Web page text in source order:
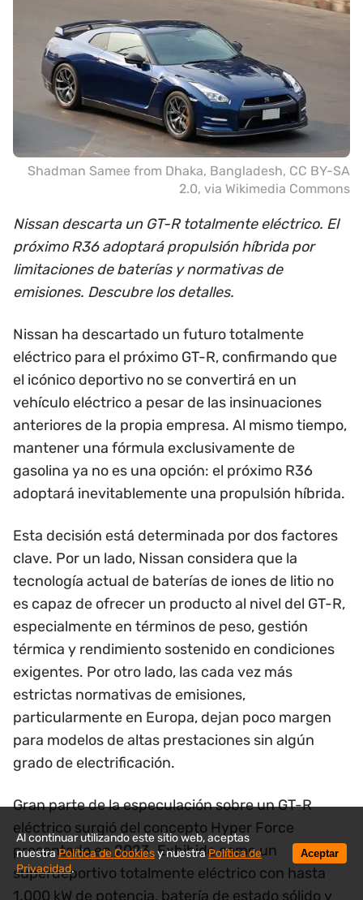
Shadman Samee from Dhaka, Bangladesh, CC BY-SA
2.0, via Wikimedia Commons
Nissan descarta un GT-R totalmente eléctrico. El
próximo R36 adoptará propulsión híbrida por
limitaciones de baterías y normativas de
emisiones. Descubre los detalles.
Nissan ha descartado un futuro totalmente
eléctrico para el próximo GT-R, confirmando que
el icónico deportivo no se convertirá en un
vehículo eléctrico a pesar de las insinuaciones
anteriores de la propia empresa. Al mismo tiempo,
mantener una fórmula exclusivamente de
gasolina ya no es una opción: el próximo R36
adoptará inevitablemente una propulsión híbrida.
Esta decisión está determinada por dos factores
clave. Por un lado, Nissan considera que la
tecnología actual de baterías de iones de litio no
es capaz de ofrecer un producto al nivel del GT-R,
especialmente en términos de peso, gestión
térmica y rendimiento sostenido en condiciones
exigentes. Por otro lado, las cada vez más
estrictas normativas de emisiones,
particularmente en Europa, dejan poco margen
para modelos de altas prestaciones sin algún
grado de electrificación.
Gran parte de la especulación sobre un GT-R
eléctrico surgió del concepto Hyper Force
presentado en 2023. Exhibido como un
superdeportivo totalmente eléctrico con hasta
1.000 kW de potencia, batería de estado sólido y
Al continuar utilizando este sitio web, aceptas
nuestraPolítica de Cookiesy nuestraPolítica de
Privacidad.
Aceptar